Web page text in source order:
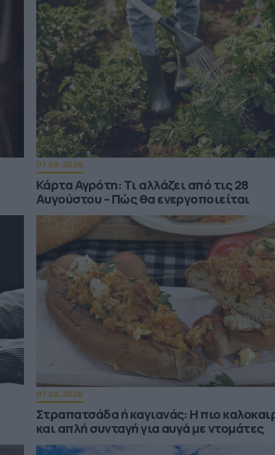
07.08.2026
Κάρτα Αγρότη: Τι αλλάζει από τις 28
Αυγούστου – Πώς θα ενεργοποιείται
07.08.2026
Στραπατσάδα ή καγιανάς: Η πιο
και απλή συνταγή για αυγά με ντομάτες